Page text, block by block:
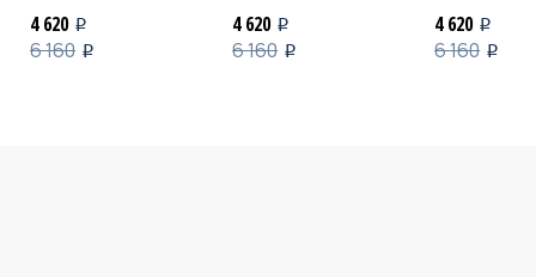
4 620 i
6 160 i
4 620 i
6 160 i
4 620 i
6 160 i